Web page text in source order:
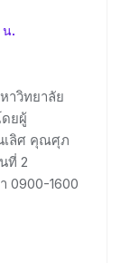
น.
าวิทยาลัย
ยผู้
เลิศ คุณศุภ
ที่ 2
0900-1600